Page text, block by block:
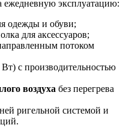
ежедневную эксплуатацию:
одежды и обуви;
для аксессуаров;
потоком
с производительностью
воздуха без перегрева
ригельной системой и